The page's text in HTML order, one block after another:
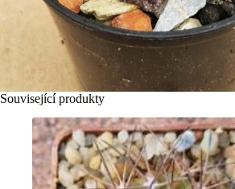
Související produkty